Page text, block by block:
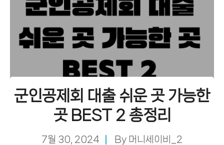
군인공제회 대출 쉬운 곳 가능한
곳 BEST 2 총정리
7월 30, 2024 By 머니세이비_2